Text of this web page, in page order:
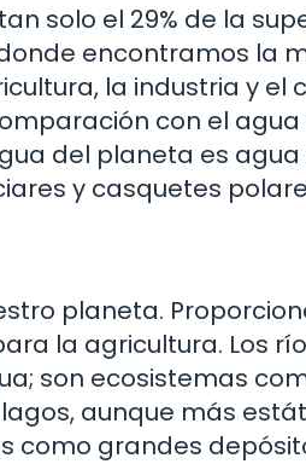
solo el 29% de la
encontramos la
la industria y el
con el
del planeta es agua
y casquetes
planeta.
la agricultura. Los
son ecosistemas
aunque más
como grandes